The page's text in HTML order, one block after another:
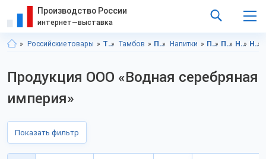
Производство России
интернет—выставка
Российские товары Тамбовская область Тамбов Продукты питания Напитки Продукты питания, Тамбовская область Продукты питания, г.Тамбов Напитки, Тамбовская область Напитки, г.Тамбов
Продукция ООО «Водная серебряная
империя»
Показать фильтр